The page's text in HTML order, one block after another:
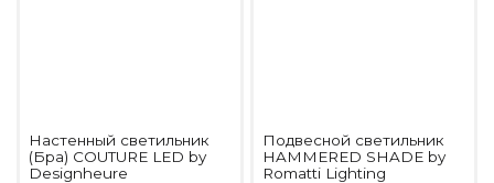
Настенный светильник
(Бра) COUTURE LED by
Designheure
Подвесной светильник
HAMMERED SHADE by
Romatti Lighting